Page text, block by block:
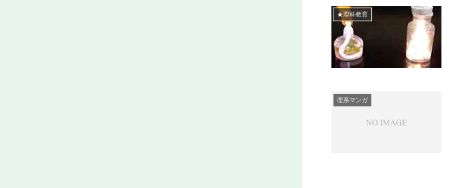
★理科教育
理系マンガ